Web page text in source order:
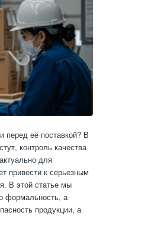
перед её поставкой? В
контроль качества
для
привести к серьезным
В этой статье мы
формальность, а
продукции, а